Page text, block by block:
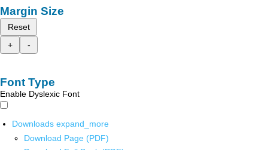
Margin Size
Reset
+
-
Font Type
Enable Dyslexic Font
Downloads expand_more
Download Page (PDF)